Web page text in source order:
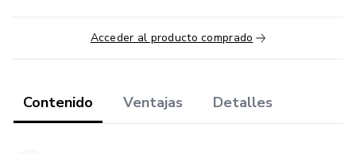
Acceder al producto comprado
Contenido Ventajas Detalles